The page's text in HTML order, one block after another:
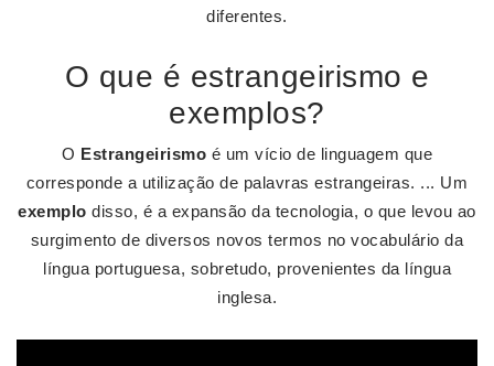
diferentes.
O que é estrangeirismo e
exemplos?
O Estrangeirismo é um vício de linguagem que
corresponde a utilização de palavras estrangeiras. ... Um
exemplo disso, é a expansão da tecnologia, o que levou ao
surgimento de diversos novos termos no vocabulário da
língua portuguesa, sobretudo, provenientes da língua
inglesa.